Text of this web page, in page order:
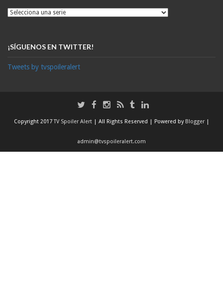
¡SÍGUENOS EN TWITTER!
Tweets by tvspoileralert
Copyright 2017TV Spoiler Alert | All Rights Reserved | Powered by Blogger |
admin@tvspoileralert.com